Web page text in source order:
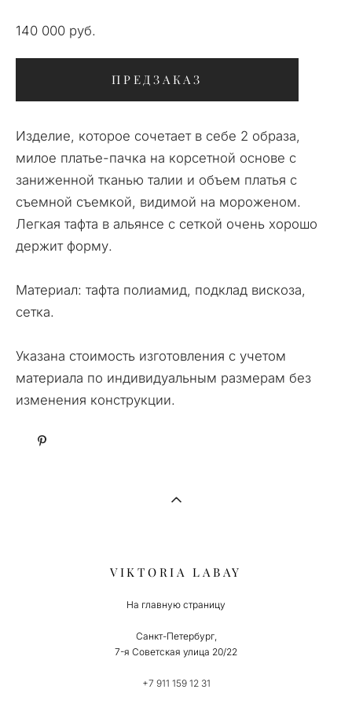
140 000 pуб.
ПРЕДЗАКАЗ
Изделие, которое сочетает в себе 2 образа,
милое платье-пачка на корсетной основе с
заниженной тканью талии и объем платья с
съемной съемкой, видимой на мороженом.
Легкая тафта в альянсе с сеткой очень хорошо
держит форму.
Материал: тафта полиамид, подклад вискоза,
сетка.
Указана стоимость изготовления с учетом
материала по индивидуальным размерам без
изменения конструкции.
VIKTORIA LABAY
На главную страницу
Санкт-Петербург,
7-я Советская улица 20/22
+7 911 159 12 31